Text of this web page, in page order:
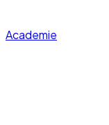
Academie